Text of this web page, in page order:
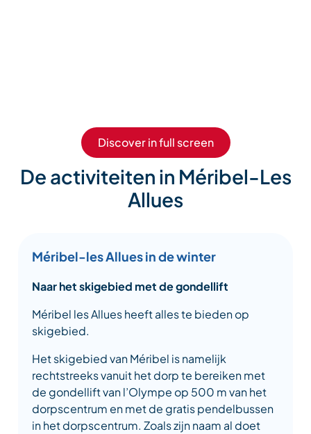
Discover in full screen
De activiteiten in Méribel-Les
Allues
Méribel-les Allues in de winter
Naar het skigebied met de gondellift
Méribel les Allues heeft alles te bieden op
skigebied.
Het skigebied van Méribel is namelijk
rechtstreeks vanuit het dorp te bereiken met
de gondellift van l’Olympe op 500 m van het
dorpscentrum en met de gratis pendelbussen
in het dorpscentrum. Zoals zijn naam al doet